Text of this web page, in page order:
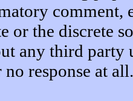
or the discrete
any third party
no response at all.